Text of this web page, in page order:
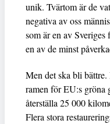
unik. Tvärtom är de
negativa av oss
som är en av
en av de minst
Men det ska bli
ramen för EU:s gröna
återställa 25 000
Flera stora